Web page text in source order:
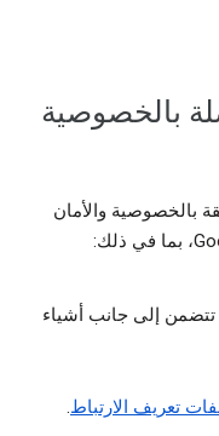
بالخصوصية
بالخصوصية والأمان
تتضمن إلى جانب أشياء
.